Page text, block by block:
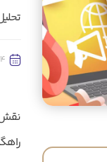
4ام تیر 1404
نقش